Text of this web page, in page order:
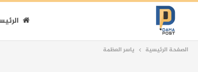
الصفحة الرئيسية ياسر العظمة